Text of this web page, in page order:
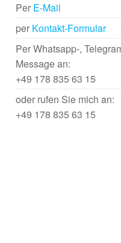
Per E-Mail
per Kontakt-Formular
Per Whatsapp-,
Message an:
+49 178 835 63 15
oder rufen Sie mich an:
+49 178 835 63 15